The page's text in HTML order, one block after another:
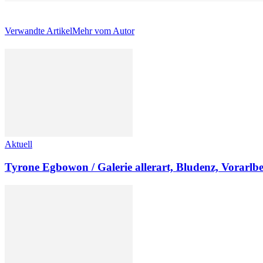
Verwandte ArtikelMehr vom Autor
Aktuell
Tyrone Egbowon / Galerie allerart, Bludenz,